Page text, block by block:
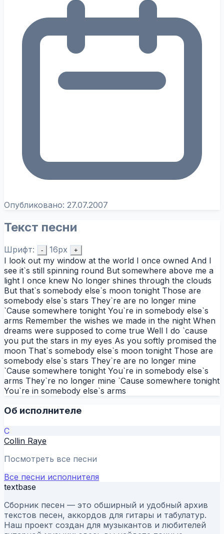
Опубликовано: 27.07.2007
Текст песни
Шрифт: - 16px +
I look out my window at the world I once owned And I
see it`s still spinning round But somewhere above me a
light I once knew No longer shines through the clouds
But that`s somebody else`s moon tonight Those are
somebody else`s stars They`re are no longer mine
`Cause somewhere tonight You`re in somebody else`s
arms Remember the wishes we made in the night When
dreams were supposed to come true Well I do `cause
you put the stars in my eyes As you softly promised the
moon That`s somebody else`s moon tonight Those are
somebody else`s stars They`re are no longer mine
`Cause somewhere tonight You`re in somebody else`s
arms They`re no longer mine `Cause somewhere tonight
You`re in somebody else`s arms
Об исполнителе
C
Collin Raye
Посмотреть все песни
Все песни исполнителя
textbase
Сборник песен — это обширный и удобный архив
текстов песен, аккордов для гитары и табулатур.
Наш проект создан для музыкантов и любителей